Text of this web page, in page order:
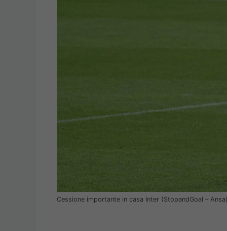
Cessione importante in casa Inter (StopandGoal – Ansa)